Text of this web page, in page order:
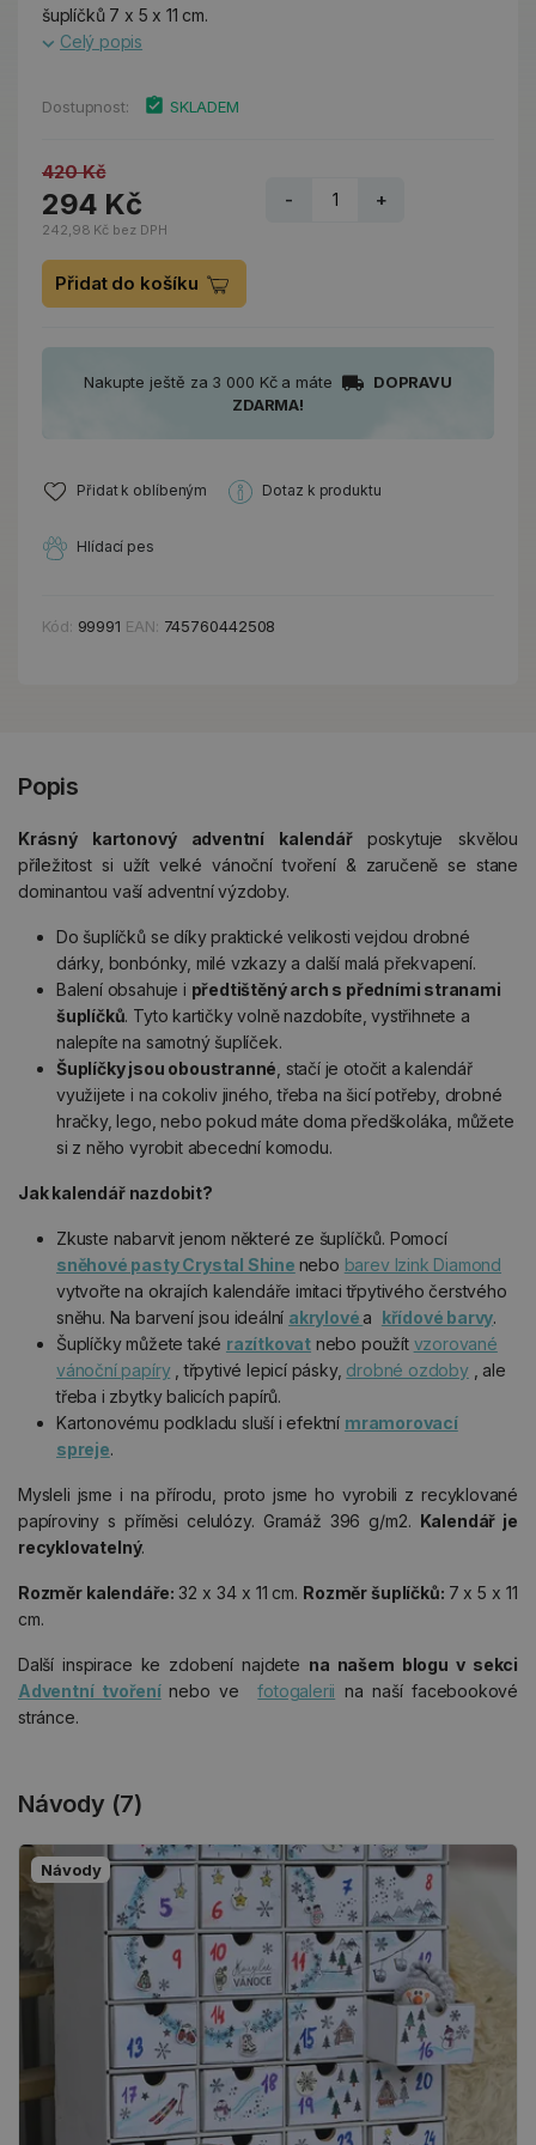
šuplíčků 7 x 5 x 11 cm.
Celý popis
Dostupnost: SKLADEM
420 Kč
294 Kč
242,98 Kč bez DPH
- +
Přidat do košíku
Nakupte ještě za 3 000 Kč a máte
DOPRAVU
ZDARMA!
Přidat k oblíbeným Dotaz k produktu
Hlídací pes
Kód: 99991 EAN: 745760442508
Popis
Krásný kartonový adventní kalendář poskytuje skvělou
příležitost si užít velké vánoční tvoření & zaručeně se stane
dominantou vaší adventní výzdoby.
Do šuplíčků se díky praktické velikosti vejdou drobné
dárky, bonbónky, milé vzkazy a další malá překvapení.
Balení obsahuje i předtištěný arch s předními stranami
šuplíčků. Tyto kartičky volně nazdobíte, vystřihnete a
nalepíte na samotný šuplíček.
Šuplíčky jsou oboustranné , stačí je otočit a kalendář
využijete i na cokoliv jiného, třeba na šicí potřeby, drobné
hračky, lego, nebo pokud máte doma předškoláka, můžete
si z něho vyrobit abecední komodu.
Jak kalendář nazdobit?
Zkuste nabarvit jenom některé ze šuplíčků. Pomocí
sněhové pasty Crystal Shine nebo barev Izink Diamond
vytvořte na okrajích kalendáře imitaci třpytivého čerstvého
sněhu. Na barvení jsou ideální akrylové a křídové barvy.
Šuplíčky můžete také razítkovat nebo použít vzorované
vánoční papíry, třpytivé lepicí pásky, drobné ozdoby, ale
třeba i zbytky balicích papírů.
Kartonovému podkladu sluší i efektní mramorovací
spreje.
Mysleli jsme i na přírodu, proto jsme ho vyrobili z recyklované
papíroviny s příměsi celulózy. Gramáž 396 g/m2. Kalendář je
recyklovatelný.
Rozměr kalendáře:32 x 34 x 11 cm. Rozměr šuplíčků: 7 x 5 x 11
cm.
Další inspirace ke zdobení najdete na našem blogu v sekci
Adventní tvoření nebo vefotogalerii na naší facebookové
stránce.
Návody (7)
Návody